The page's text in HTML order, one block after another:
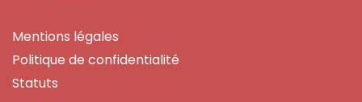
Mentions légales
Politique de confidentialité
Statuts